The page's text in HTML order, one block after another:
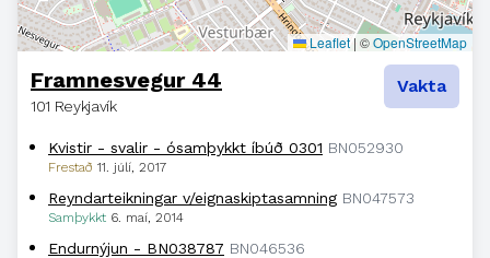
Leaflet | ©OpenStreetMap
Framnesvegur 44
101 Reykjavík
Vakta
Kvistir - svalir - ósamþykkt íbúð 0301 BN052930
Frestað 11. júlí, 2017
Reyndarteikningar v/eignaskiptasamning BN047573
Samþykkt 6. maí, 2014
Endurnýjun - BN038787 BN046536